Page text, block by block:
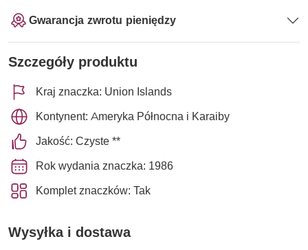
Gwarancja zwrotu pieniędzy
Szczegóły produktu
Kraj znaczka: Union Islands
Kontynent: Ameryka Północna i Karaiby
Jakość: Czyste **
Rok wydania znaczka: 1986
Komplet znaczków: Tak
Wysyłka i dostawa